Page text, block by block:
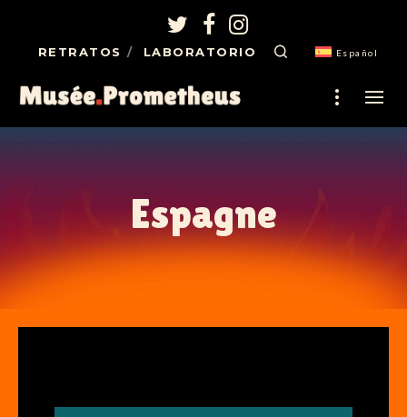
RETRATOS LABORATORIO Español
Espagne